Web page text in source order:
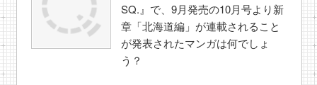
SQ.』で、9月発売の10月号より新
章「北海道編」が連載されること
が発表されたマンガは何でしょ
う？